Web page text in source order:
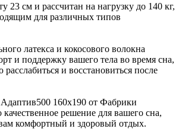
23 см и рассчитан на нагрузку до 140 кг,
для различных типов
латекса и кокосового волокна
и поддержку вашего тела во время сна,
и восстановиться после
160х190 от Фабрики
решение для вашего сна,
комфортный и здоровый отдых.